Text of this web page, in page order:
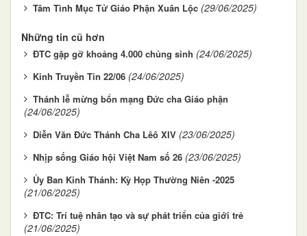
Tâm Tình Mục Tử Giáo Phận Xuân Lộc (29/06/2025)
Những tin cũ hơn
ĐTC gặp gỡ khoảng 4.000 chủng sinh (24/06/2025)
Kinh Truyền Tin 22/06 (24/06/2025)
Thánh lễ mừng bổn mạng Đức cha Giáo phận
(24/06/2025)
Diễn Văn Đức Thánh Cha Lêô XIV (23/06/2025)
Nhịp sống Giáo hội Việt Nam số 26 (23/06/2025)
Ủy Ban Kinh Thánh: Kỳ Họp Thường Niên -2025
(21/06/2025)
ĐTC: Trí tuệ nhân tạo và sự phát triển của giới trẻ
(21/06/2025)